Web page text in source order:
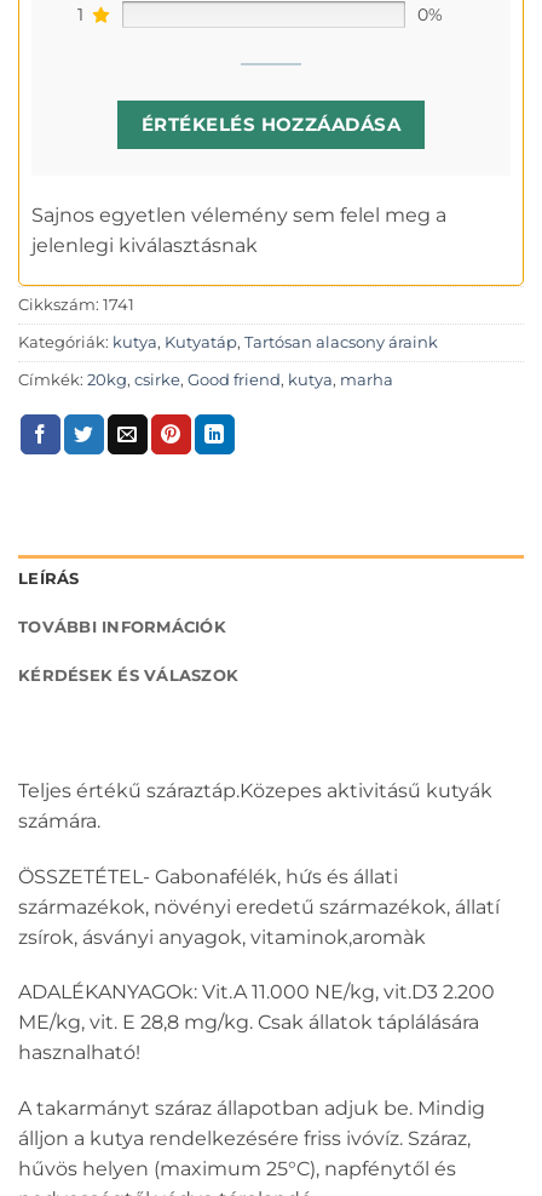
1
0%
ÉRTÉKELÉS HOZZÁADÁSA
Sajnos egyetlen vélemény sem felel meg a
jelenlegi kiválasztásnak
Cikkszám: 1741
Kategóriák: kutya, Kutyatáp, Tartósan alacsony áraink
Címkék: 20kg, csirke, Good friend, kutya, marha
LEÍRÁS
TOVÁBBI INFORMÁCIÓK
KÉRDÉSEK ÉS VÁLASZOK
Teljes értékű száraztáp.Közepes aktivitásű kutyák
számára.
ÖSSZETÉTEL- Gabonafélék, hứs és állati
származékok, növényi eredetű származékok, állatí
zsírok, ásványi anyagok, vitaminok,aromàk
ADALÉKANYAGOk: Vit.A 11.000 NE/kg, vit.D3 2.200
ME/kg, vit. E 28,8 mg/kg. Csak állatok táplálására
hasznalható!
A takarmányt száraz állapotban adjuk be. Mindig
álljon a kutya rendelkezésére friss ivóvíz. Száraz,
hűvös helyen (maximum 25°C), napfénytől és